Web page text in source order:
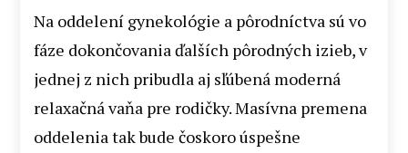
Na oddelení gynekológie a pôrodníctva sú vo
fáze dokončovania ďalších pôrodných izieb, v
jednej z nich pribudla aj sľúbená moderná
relaxačná vaňa pre rodičky. Masívna premena
oddelenia tak bude čoskoro úspešne